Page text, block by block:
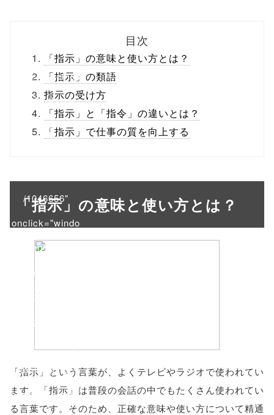
ml/wp-
content/themes
/tapbiz_theme/
parts/sns-
/1046656"
onclick="windo
w.open(this.hre
f, 'Gwindow',
'width=550,
height=450,
toolbar=no,
scrollbars=yes'
目次
「指示」の意味と使い方とは？
「指示」の類語
指示の受け方
「指示」と「指令」の違いとは？
「指示」で仕事の質を向上する
「指示」の意味と使い方とは？
「指示」という言葉が、よくテレビやラジオで使われてい
ます。「指示」は普段の会話の中でもたくさん使われてい
る言葉です。そのため、正確な意味や使い方について精通